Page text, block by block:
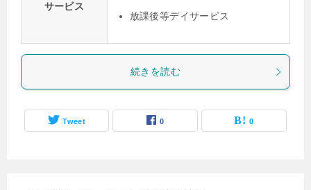
サービス
放課後等デイサービス
続きを読む
Tweet 0 0